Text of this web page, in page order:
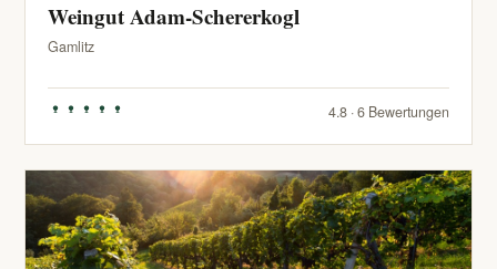
Weingut Adam-Schererkogl
Gamlitz
4.8 · 6 Bewertungen